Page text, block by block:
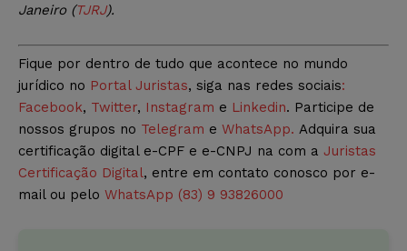
Janeiro (TJRJ).
Fique por dentro de tudo que acontece no mundo
jurídico no Portal Juristas, siga nas redes sociais:
Facebook, Twitter, Instagram e Linkedin. Participe de
nossos grupos no Telegram e WhatsApp. Adquira sua
certificação digital e-CPF e e-CNPJ na com a Juristas
Certificação Digital, entre em contato conosco por e-
mail ou pelo WhatsApp (83) 9 93826000